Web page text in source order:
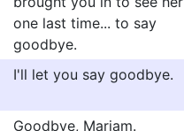
one last time... to say
goodbye.
I'll let you say goodbye.
Goodbye, Mariam.